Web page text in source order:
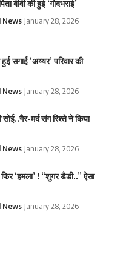
बीवी की हुई ‘गोदभराई’
News January 28, 2026
सगाई ‘अय्यर’ परिवार की
News January 28, 2026
मर्द संग रिश्ते ने किया
News January 28, 2026
फिर ‘हमला’ ! “शुगर डैडी..” ऐसा
News January 28, 2026